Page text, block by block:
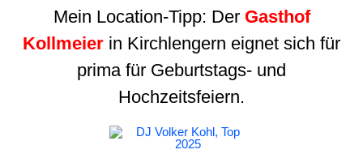
Mein Location-Tipp: Der Gasthof
Kollmeier in Kirchlengern eignet sich für
prima für Geburtstags- und
Hochzeitsfeiern.